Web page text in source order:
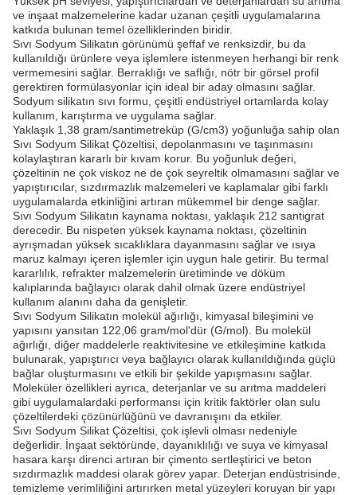
ve inşaat malzemelerine kadar uzanan çeşitli uygulamalarına
katkıda bulunan temel özelliklerinden biridir.
Sıvı Sodyum Silikatın görünümü şeffaf ve renksizdir, bu da
kullanıldığı ürünlere veya işlemlere istenmeyen herhangi bir renk
vermemesini sağlar. Berraklığı ve saflığı, nötr bir görsel profil
gerektiren formülasyonlar için ideal bir aday olmasını sağlar.
Sodyum silikatın sıvı formu, çeşitli endüstriyel ortamlarda kolay
kullanım, karıştırma ve uygulama sağlar.
Yaklaşık 1,38 gram/santimetreküp (G/cm3) yoğunluğa sahip olan
Sıvı Sodyum Silikat Çözeltisi, depolanmasını ve taşınmasını
kolaylaştıran kararlı bir kıvam korur. Bu yoğunluk değeri,
çözeltinin ne çok viskoz ne de çok seyreltik olmamasını sağlar ve
yapıştırıcılar, sızdırmazlık malzemeleri ve kaplamalar gibi farklı
uygulamalarda etkinliğini artıran mükemmel bir denge sağlar.
Sıvı Sodyum Silikatın kaynama noktası, yaklaşık 212 santigrat
derecedir. Bu nispeten yüksek kaynama noktası, çözeltinin
ayrışmadan yüksek sıcaklıklara dayanmasını sağlar ve ısıya
maruz kalmayı içeren işlemler için uygun hale getirir. Bu termal
kararlılık, refrakter malzemelerin üretiminde ve döküm
kalıplarında bağlayıcı olarak dahil olmak üzere endüstriyel
kullanım alanını daha da genişletir.
Sıvı Sodyum Silikatın molekül ağırlığı, kimyasal bileşimini ve
yapısını yansıtan 122,06 gram/mol'dür (G/mol). Bu molekül
ağırlığı, diğer maddelerle reaktivitesine ve etkileşimine katkıda
bulunarak, yapıştırıcı veya bağlayıcı olarak kullanıldığında güçlü
bağlar oluşturmasını ve etkili bir şekilde yapışmasını sağlar.
Moleküler özellikleri ayrıca, deterjanlar ve su arıtma maddeleri
gibi uygulamalardaki performansı için kritik faktörler olan sulu
çözeltilerdeki çözünürlüğünü ve davranışını da etkiler.
Sıvı Sodyum Silikat Çözeltisi, çok işlevli olması nedeniyle
değerlidir. İnşaat sektöründe, dayanıklılığı ve suya ve kimyasal
hasara karşı direnci artıran bir çimento sertleştirici ve beton
sızdırmazlık maddesi olarak görev yapar. Deterjan endüstrisinde,
temizleme verimliliğini artırırken metal yüzeyleri koruyan bir yapı